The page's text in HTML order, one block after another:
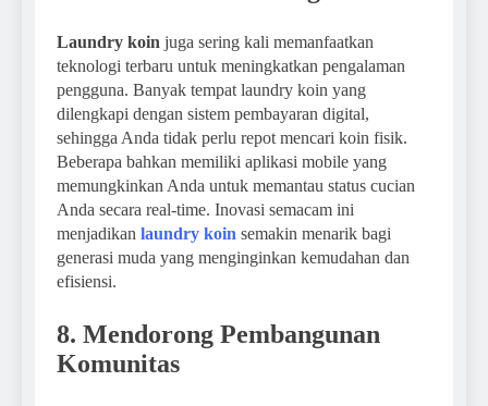
Laundry koin juga sering kali memanfaatkan
teknologi terbaru untuk meningkatkan pengalaman
pengguna. Banyak tempat laundry koin yang
dilengkapi dengan sistem pembayaran digital,
sehingga Anda tidak perlu repot mencari koin fisik.
Beberapa bahkan memiliki aplikasi mobile yang
memungkinkan Anda untuk memantau status cucian
Anda secara real-time. Inovasi semacam ini
menjadikan laundry koin semakin menarik bagi
generasi muda yang menginginkan kemudahan dan
efisiensi.
8. Mendorong Pembangunan
Komunitas